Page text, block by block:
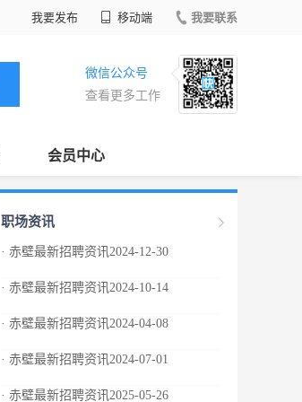
我要发布 移动端 我要联系
微信公众号
查看更多工作
会员中心
职场资讯
· 赤壁最新招聘资讯2024-12-30
· 赤壁最新招聘资讯2024-10-14
· 赤壁最新招聘资讯2024-04-08
· 赤壁最新招聘资讯2024-07-01
· 赤壁最新招聘资讯2025-05-26